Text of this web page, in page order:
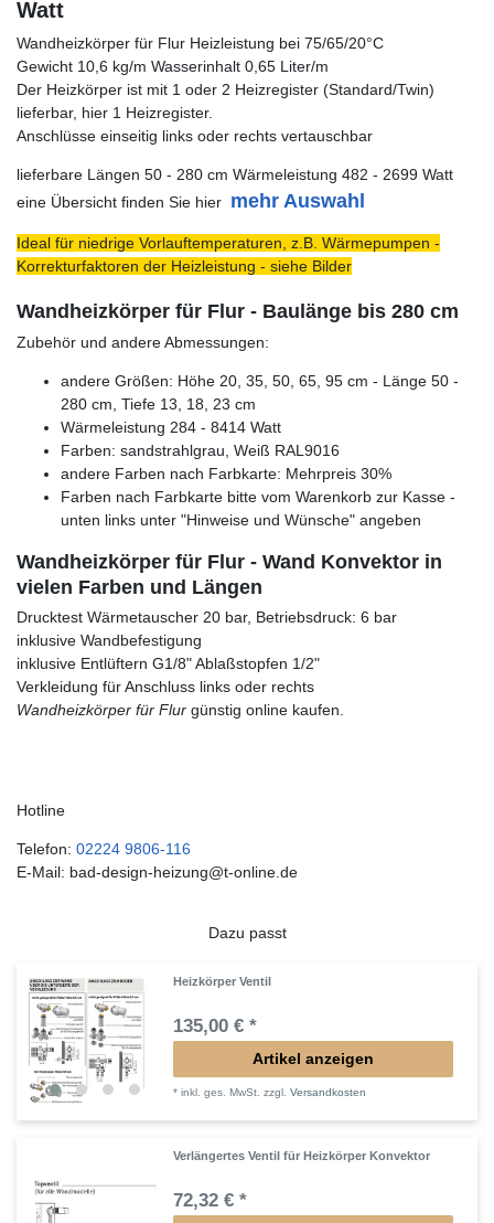
Watt
Wandheizkörper für Flur Heizleistung bei 75/65/20°C
Gewicht 10,6 kg/m Wasserinhalt 0,65 Liter/m
Der Heizkörper ist mit 1 oder 2 Heizregister (Standard/Twin)
lieferbar, hier 1 Heizregister.
Anschlüsse einseitig links oder rechts vertauschbar
lieferbare Längen 50 - 280 cm Wärmeleistung 482 - 2699 Watt
eine Übersicht finden Sie hier mehr Auswahl
Ideal für niedrige Vorlauftemperaturen, z.B. Wärmepumpen -
Korrekturfaktoren der Heizleistung - siehe Bilder
Wandheizkörper für Flur - Baulänge bis 280 cm
Zubehör und andere Abmessungen:
andere Größen: Höhe 20, 35, 50, 65, 95 cm - Länge 50 -
280 cm, Tiefe 13, 18, 23 cm
Wärmeleistung 284 - 8414 Watt
Farben: sandstrahlgrau, Weiß RAL9016
andere Farben nach Farbkarte: Mehrpreis 30%
Farben nach Farbkarte bitte vom Warenkorb zur Kasse -
unten links unter "Hinweise und Wünsche" angeben
Wandheizkörper für Flur - Wand Konvektor in
vielen Farben und Längen
Drucktest Wärmetauscher 20 bar, Betriebsdruck: 6 bar
inklusive Wandbefestigung
inklusive Entlüftern G1/8" Ablaßstopfen 1/2"
Verkleidung für Anschluss links oder rechts
Wandheizkörper für Flur günstig online kaufen.
Hotline
Telefon: 02224 9806-116
E-Mail: bad-design-heizung@t-online.de
Dazu passt
Heizkörper Ventil
135,00 € *
Artikel anzeigen
*inkl. ges. MwSt. zzgl.Versandkosten
Verlängertes Ventil für Heizkörper Konvektor
72,32 € *